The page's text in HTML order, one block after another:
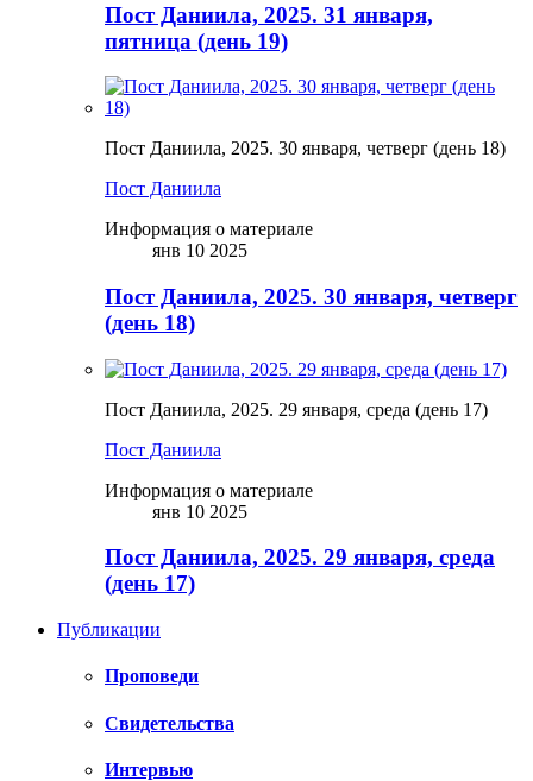
Пост Даниила, 2025. 31 января,
пятница (день 19)
Пост Даниила, 2025. 30 января, четверг (день 18)
Пост Даниила
Информация о материале
янв 10 2025
Пост Даниила, 2025. 30 января, четверг
(день 18)
Пост Даниила, 2025. 29 января, среда (день 17)
Пост Даниила
Информация о материале
янв 10 2025
Пост Даниила, 2025. 29 января, среда
(день 17)
Публикации
Проповеди
Свидетельства
Интервью